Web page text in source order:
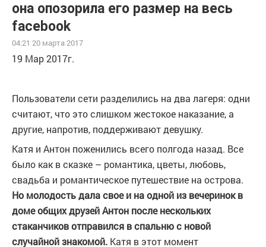
она опозорила его размер на весь
facebook
04:21 20 марта 2017
19 Мар 2017г.
Пользователи сети разделились на два лагеря: одни
считают, что это слишком жестокое наказание, а
другие, напротив, поддерживают девушку.
Катя и Антон поженились всего полгода назад. Все
было как в сказке – романтика, цветы, любовь,
свадьба и романтическое путешествие на острова.
Но молодость дала свое и на одной из вечеринок в
доме общих друзей Антон после нескольких
стаканчиков отправился в спальню с новой
случайной знакомой. Катя в этот момент